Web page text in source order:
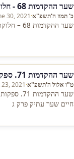
שער ההקדמות 68 - חלוקת מה ובן בפרצופי התיקון
כ' תמוז ה'תשפ"א·
30, 2021
שער ההקדמות 68 – חלוקת מה ובן בפרצופי התיקון
שער ההקדמות 71. ספקות עתיק בכתר חכמה בינה וז"ת
ט"ו אלול ה'תשפ"א·
2021
שער
חיים שער עתיק פרק ג